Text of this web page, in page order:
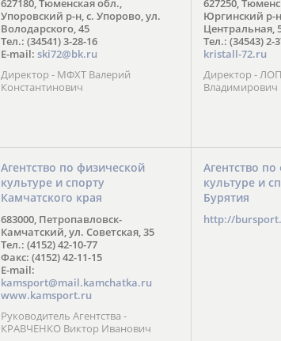
627180, Тюменская обл.,
Упоровский р-н, с. Упорово, ул.
Володарского, 45
Тел.: (34541) 3-28-16
E-mail: ski72@bk.ru
Директор - МФХТ Валерий
Константинович
627250,
Юргинский р-
Центральная,
Тел.: (34543) 2-
kristall-72.ru
Директор -
Владимирович
Агентство по физической
культуре и спорту
Камчатского края
683000, Петропавловск-
Камчатский, ул. Советская, 35
Тел.: (4152) 42-10-77
Факс: (4152) 42-11-15
E-mail:
kamsport@mail.kamchatka.ru
www.kamsport.ru
Руководитель Агентства -
КРАВЧЕНКО Виктор Иванович
Агентство
культуре и
Бурятия
http://